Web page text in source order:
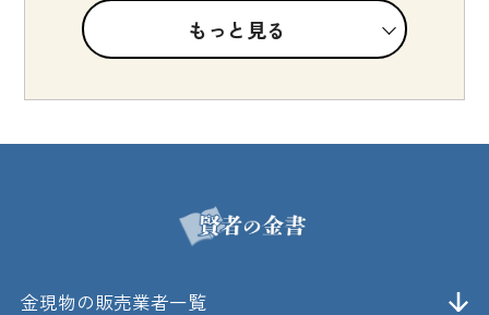
もっと見る
金現物の販売業者一覧